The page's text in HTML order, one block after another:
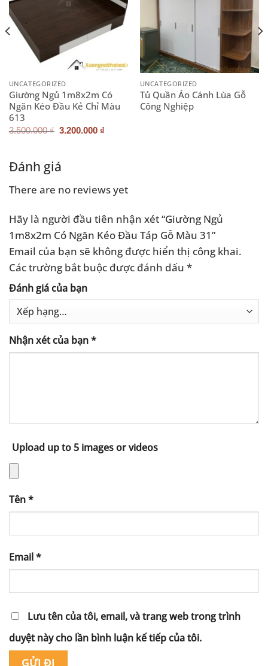
UNCATEGORIZED
Giường Ngủ 1m8x2m Có
Ngăn Kéo Đầu Kẻ Chỉ Màu
613
3.500.000₫ Giá
3.200.000 ₫
UNCATEGORIZED
Tủ Quần Áo Cánh Lùa Gỗ
Công Nghiệp
Đánh giá
There are no reviews yet
Hãy là người đầu tiên nhận xét “Giường Ngủ
1m8x2m Có Ngăn Kéo Đầu Táp Gỗ Màu 31”
Email của bạn sẽ không được hiển thị công khai.
Các trường bắt buộc được đánh dấu *
Đánh giá của bạn
Nhận xét của bạn*
Upload up to 5 images or videos
Tên*
Email*
Lưu tên của tôi, email, và trang web trong trình
duyệt này cho lần bình luận kế tiếp của tôi.